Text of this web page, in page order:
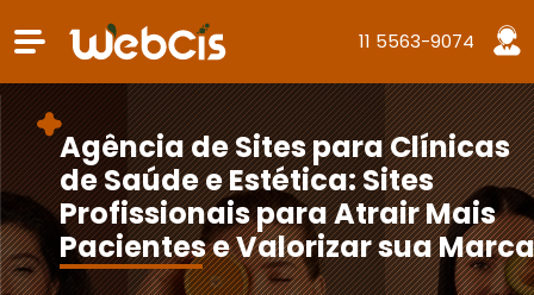
11 5563-9074
Agência de Sites para Clínicas
de Saúde e Estética: Sites
Profissionais para Atrair Mais
Pacientes e Valorizar sua Marca